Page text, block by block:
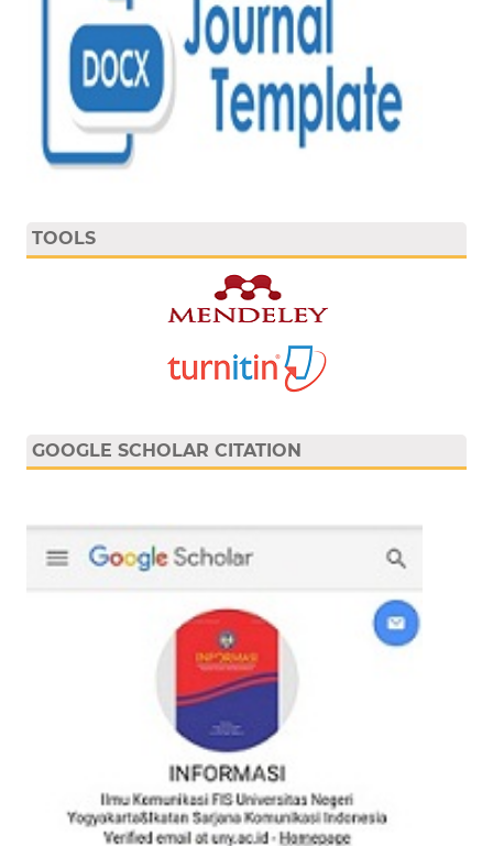
TOOLS
GOOGLE SCHOLAR CITATION